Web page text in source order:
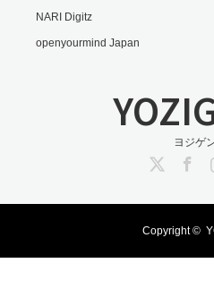
NARI Digitz
openyourmind Japan
ヨジゲ
InstagramRSS
Copyright ©